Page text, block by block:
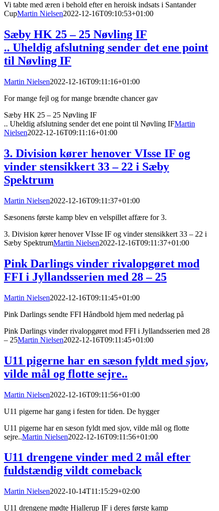
Vi tabte med æren i behold efter en heroisk indsats i Santander
CupMartin Nielsen2022-12-16T09:10:53+01:00
Sæby HK 25 – 25 Nøvling IF
.. Uheldig afslutning sender det ene point
til Nøvling IF
Martin Nielsen2022-12-16T09:11:16+01:00
For mange fejl og for mange brændte chancer gav
Sæby HK 25 – 25 Nøvling IF
.. Uheldig afslutning sender det ene point til Nøvling IFMartin
Nielsen2022-12-16T09:11:16+01:00
3. Division kører henover VIsse IF og
vinder stensikkert 33 – 22 i Sæby
Spektrum
Martin Nielsen2022-12-16T09:11:37+01:00
Sæsonens første kamp blev en velspillet affære for 3.
3. Division kører henover VIsse IF og vinder stensikkert 33 – 22 i
Sæby SpektrumMartin Nielsen2022-12-16T09:11:37+01:00
Pink Darlings vinder rivalopgøret mod
FFI i Jyllandsserien med 28 – 25
Martin Nielsen2022-12-16T09:11:45+01:00
Pink Darlings sendte FFI Håndbold hjem med nederlag på
Pink Darlings vinder rivalopgøret mod FFI i Jyllandsserien med 28
– 25Martin Nielsen2022-12-16T09:11:45+01:00
U11 pigerne har en sæson fyldt med sjov,
vilde mål og flotte sejre..
Martin Nielsen2022-12-16T09:11:56+01:00
U11 pigerne har gang i festen for tiden. De hygger
U11 pigerne har en sæson fyldt med sjov, vilde mål og flotte
sejre..Martin Nielsen2022-12-16T09:11:56+01:00
U11 drengene vinder med 2 mål efter
fuldstændig vildt comeback
Martin Nielsen2022-10-14T11:15:29+02:00
U11 drengene mødte Hjallerup IF i deres første kamp